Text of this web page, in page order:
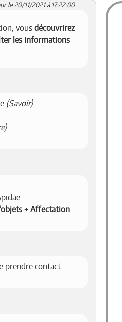
le 20/11/2021 à 17:22:00
vous découvrirez
les informations
(Savoir)
+ Affectation
prendre contact